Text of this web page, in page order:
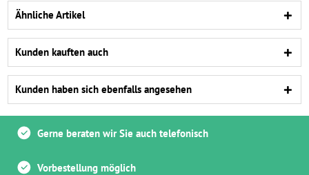
Ähnliche Artikel
Kunden kauften auch
Kunden haben sich ebenfalls angesehen
Gerne beraten wir Sie auch telefonisch
Vorbestellung möglich